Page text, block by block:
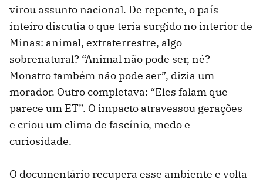
virou assunto nacional. De repente, o país
inteiro discutia o que teria surgido no interior de
Minas: animal, extraterrestre, algo
sobrenatural? “Animal não pode ser, né?
Monstro também não pode ser”, dizia um
morador. Outro completava: “Eles falam que
parece um ET”. O impacto atravessou gerações —
e criou um clima de fascínio, medo e
curiosidade.
O documentário recupera esse ambiente e volta